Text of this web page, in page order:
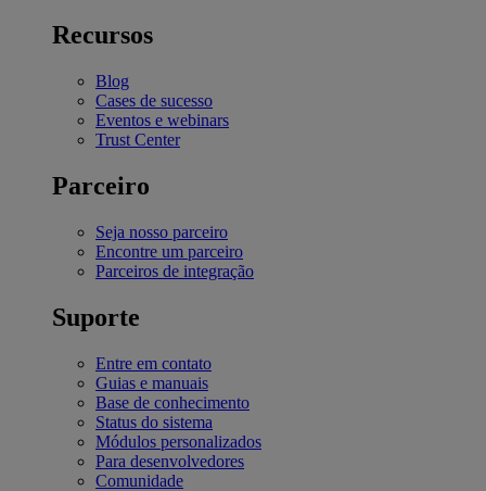
Recursos
Blog
Cases de sucesso
Eventos e webinars
Trust Center
Parceiro
Seja nosso parceiro
Encontre um parceiro
Parceiros de integração
Suporte
Entre em contato
Guias e manuais
Base de conhecimento
Status do sistema
Módulos personalizados
Para desenvolvedores
Comunidade